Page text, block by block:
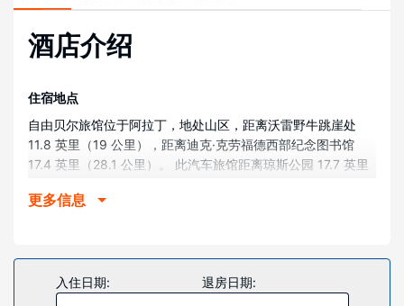
酒店介绍
住宿地点
自由贝尔旅馆位于阿拉丁，地处山区，距离沃雷野牛跳崖处
11.8 英里（19 公里），距离迪克·克劳福德西部纪念图书馆
17.4 英里（28.1 公里）。 此汽车旅馆距离琼斯公园 17.7 英里
客房
途中找到家的舒适。提供免费无线网络，方便您与朋友保持联
系；数码频道可满足您的娱乐需求。浴室提供淋浴/盆浴组合、
免费洗浴用品和吹风机。便利设施包括茶具/咖啡用具和免费瓶
更多信息
入住日期: 退房日期: